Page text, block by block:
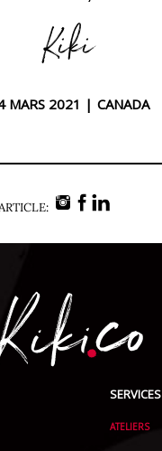
Kiki
MARS 2021 | CANADA
SERVICES
ATELIERS